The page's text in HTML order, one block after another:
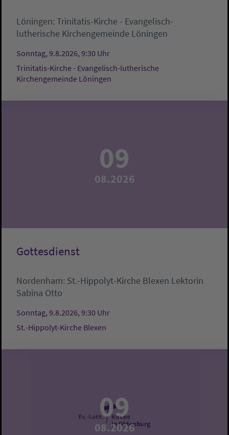
Löningen: Trinitatis-Kirche - Evangelisch-
lutherische Kirchengemeinde Löningen
Sonntag, 9.8.2026, 9:30 Uhr
Trinitatis-Kirche - Evangelisch-lutherische
Kirchengemeinde Löningen
09
08.2026
Gottesdienst
Nordenham: St.-Hippolyt-Kirche Blexen Lektorin
Sabina Otto
Sonntag, 9.8.2026, 9:30 Uhr
St.-Hippolyt-Kirche Blexen
09
08.2026